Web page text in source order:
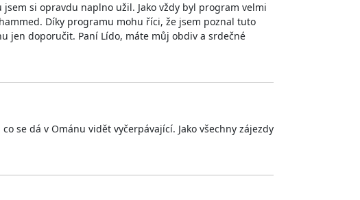
si opravdu naplno užil. Jako vždy byl program velmi
Díky programu mohu říci, že jsem poznal tuto
jen doporučit. Paní Lído, máte můj obdiv a srdečné
se dá v Ománu vidět vyčerpávající. Jako všechny zájezdy